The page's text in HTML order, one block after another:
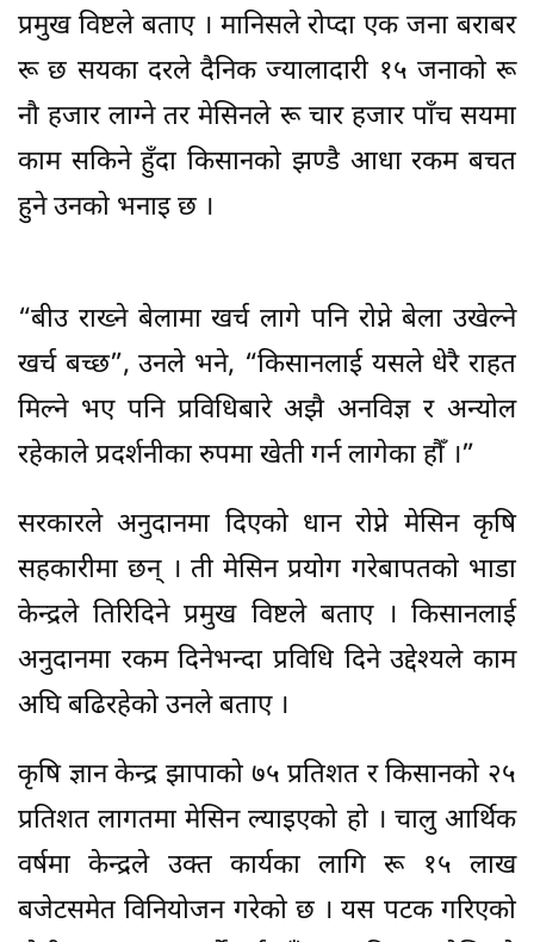
प्रमुख विष्टले बताए । मानिसले रोप्दा एक जना बराबर
रू छ सयका दरले दैनिक ज्यालादारी १५ जनाको रू
नौ हजार लाग्ने तर मेसिनले रू चार हजार पाँच सयमा
काम सकिने हुँदा किसानको झण्डै आधा रकम बचत
हुने उनको भनाइ छ ।
“बीउ राख्ने बेलामा खर्च लागे पनि रोप्ने बेला उखेल्ने
खर्च बच्छ”, उनले भने, “किसानलाई यसले धेरै राहत
मिल्ने भए पनि प्रविधिबारे अझै अनविज्ञ र अन्योल
रहेकाले प्रदर्शनीका रुपमा खेती गर्न लागेका हौँ ।”
सरकारले अनुदानमा दिएको धान रोप्ने मेसिन कृषि
सहकारीमा छन् । ती मेसिन प्रयोग गरेबापतको भाडा
केन्द्रले तिरिदिने प्रमुख विष्टले बताए । किसानलाई
अनुदानमा रकम दिनेभन्दा प्रविधि दिने उद्देश्यले काम
अघि बढिरहेको उनले बताए ।
कृषि ज्ञान केन्द्र झापाको ७५ प्रतिशत र किसानको २५
प्रतिशत लागतमा मेसिन ल्याइएको हो । चालु आर्थिक
वर्षमा केन्द्रले उक्त कार्यका लागि रू १५ लाख
बजेटसमेत विनियोजन गरेको छ । यस पटक गरिएको